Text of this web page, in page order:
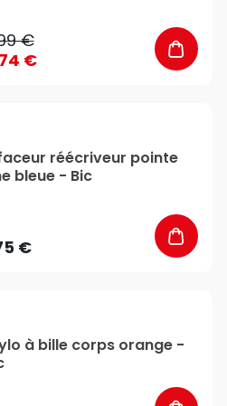
€
€
réécriveur pointe
bleue - Bic
€
à bille corps orange -